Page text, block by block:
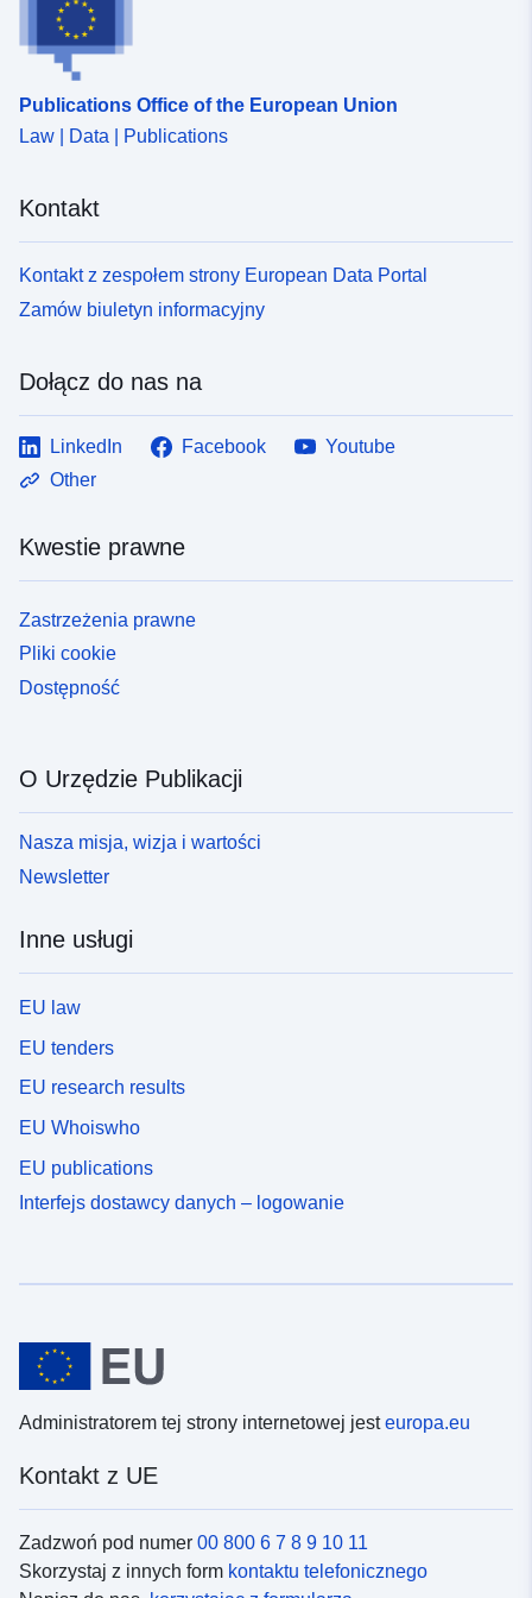
uriRef:
120066022-srv-b6654423-bc92-
codelist/ResourceType/services
Publications Office of the European Union
Law | Data | Publications
Kontakt
Kontakt z zespołem strony European Data Portal
Zamów biuletyn informacyjny
Dołącz do nas na
LinkedIn Facebook
Youtube
Other
Kwestie prawne
Zastrzeżenia prawne
Pliki cookie
Dostępność
O Urzędzie Publikacji
Nasza misja, wizja i wartości
Newsletter
Inne usługi
EU law
EU tenders
EU research results
EU Whoiswho
EU publications
Interfejs dostawcy danych – logowanie
Administratorem tej strony internetowej jesteuropa.eu
Kontakt z UE
Zadzwoń pod numer 00 800 6 7 8 9 10 11
Skorzystaj z innych form kontaktu telefonicznego